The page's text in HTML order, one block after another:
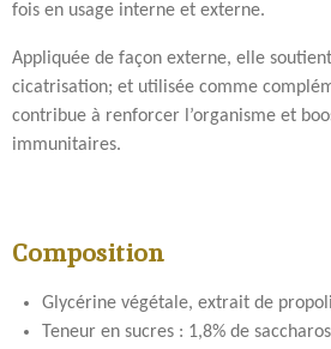
fois en usage interne et externe.
Appliquée de façon externe, elle
cicatrisation; et utilisée comme
contribue à renforcer l’organisme et
immunitaires.
Composition
Glycérine végétale, extrait de
Teneur en sucres : 1,8% de